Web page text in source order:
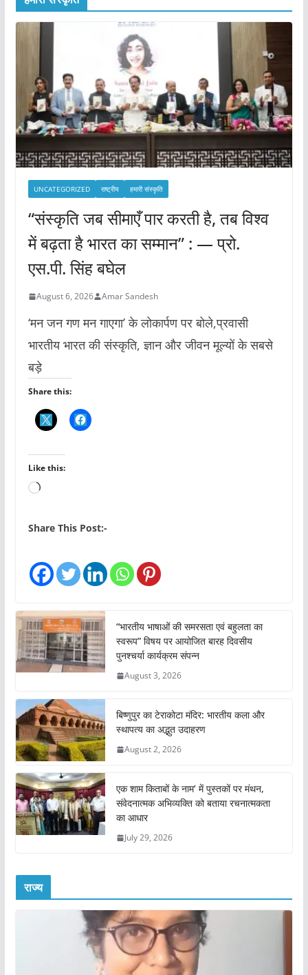
UNCATEGORIZED राष्ट्रीय हमारी संस्कृति
“संस्कृति जब सीमाएँ पार करती है, तब विश्व
में बढ़ता है भारत का सम्मान” : — प्रो.
एस.पी. सिंह बघेल
August 6, 2026 Amar Sandesh
‘मन जन गण मन गाएगा’ के लोकार्पण पर बोले,प्रवासी
भारतीय भारत की संस्कृति, ज्ञान और जीवन मूल्यों के सबसे
बड़े
Share this:
Like this:
L
a
n
…
Share This Post:-
“भारतीय भाषाओं की समरसता एवं बहुलता का
स्वरूप” विषय पर आयोजित बारह दिवसीय
पुनश्चर्या कार्यक्रम संपन्न
August 3, 2026
बिष्णुपुर का टेराकोटा मंदिर: भारतीय कला और
स्थापत्य का अद्भुत उदाहरण
August 2, 2026
एक शाम किताबों के नाम’ में पुस्तकों पर मंथन,
संवेदनात्मक अभिव्यक्ति को बताया रचनात्मकता
का आधार
July 29, 2026
राज्य